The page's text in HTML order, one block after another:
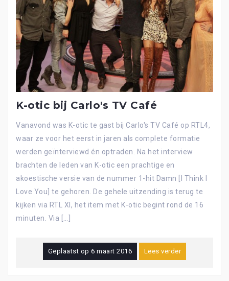
K-otic bij Carlo's TV Café
Vanavond was K-otic te gast bij Carlo's TV Café op RTL4,
waar ze voor het eerst in jaren als complete formatie
werden geïnterviewd én optraden. Na het interview
brachten de leden van K-otic een prachtige en
akoestische versie van de nummer 1-hit Damn [I Think I
Love You] te gehoren. De gehele uitzending is terug te
kijken via RTL Xl, het item met K-otic begint rond de 16
minuten. Via […]
Geplaatst op6 maart 2016 Lees verder